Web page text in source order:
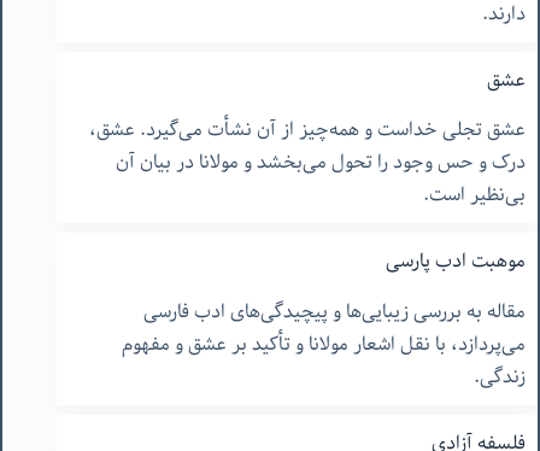
دارند.
عشق
عشق تجلی خداست و همه‌چیز از آن نشأت می‌گیرد. عشق،
درک و حس وجود را تحول می‌بخشد و مولانا در بیان آن
بی‌نظیر است.
موهبت ادب پارسی
مقاله به بررسی زیبایی‌ها و پیچیدگی‌های ادب فارسی
می‌پردازد، با نقل اشعار مولانا و تأکید بر عشق و مفهوم
زندگی.
فلسفه آزادی